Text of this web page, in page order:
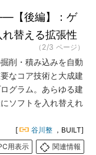
【後編】：ゲ
替える拡張性
（2/3 ページ）
削・積み込みを自動
なコア技術と大成建
グラム。あらゆる建
ソフトを入れ替えれ
[ 谷川整 ，BUILT]
用表示
関連情報